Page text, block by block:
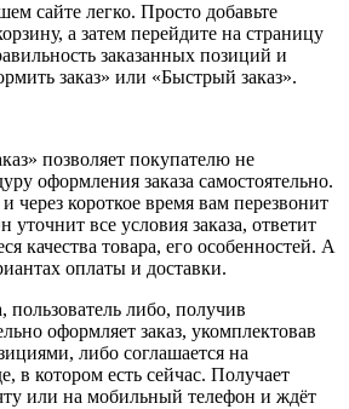
сайте легко. Просто добавьте
а затем перейдите на страницу
заказанных позиций и
заказ» или «Быстрый заказ».
позволяет покупателю не
оформления заказа самостоятельно.
через короткое время вам перезвонит
все условия заказа, ответит
качества товара, его особенностей. А
оплаты и доставки.
пользователь либо, получив
оформляет заказ, укомплектовав
либо соглашается на
в котором есть сейчас. Получает
или на мобильный телефон и ждёт